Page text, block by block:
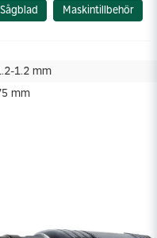
mm Maskintillbehör
1.2 mm
mm